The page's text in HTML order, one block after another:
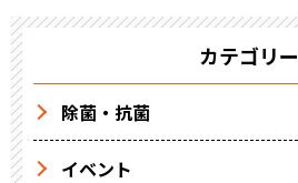
カテゴリー
除菌・抗菌
イベント